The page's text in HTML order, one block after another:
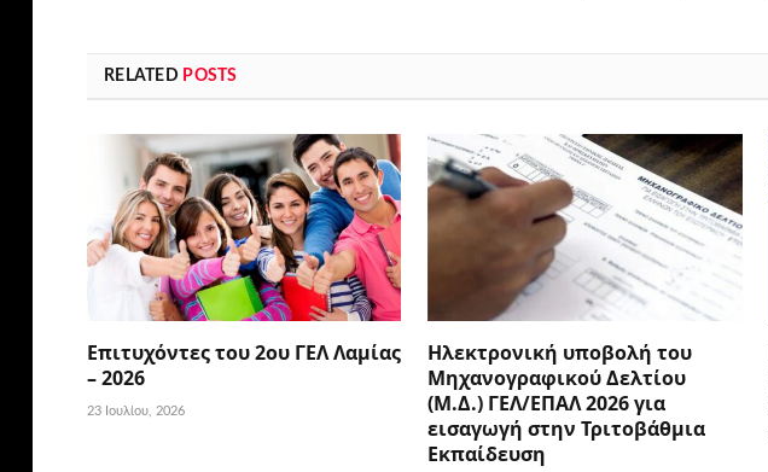
RELATED POSTS
Επιτυχόντες του 2ου ΓΕΛ Λαμίας
– 2026
23 Ιουλίου, 2026
Ηλεκτρονική υποβολή του
Μηχανογραφικού Δελτίου
(Μ.Δ.) ΓΕΛ/ΕΠΑΛ 2026 για
εισαγωγή στην Τριτοβάθμια
Εκπαίδευση